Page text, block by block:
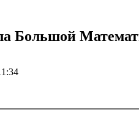
Большой